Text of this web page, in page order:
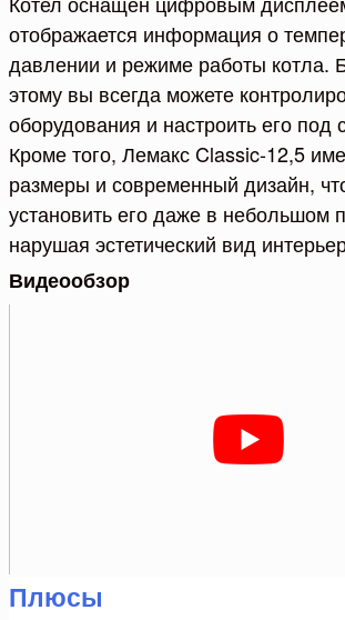
отображается информация о
давлении и режиме работы котла.
этому вы всегда можете
оборудования и настроить его под
Кроме того, Лемакс Classic-12,5
размеры и современный дизайн,
установить его даже в небольшом
нарушая эстетический вид
Видеообзор
Плюсы